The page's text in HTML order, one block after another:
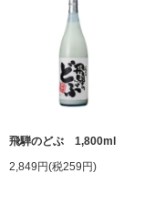
飛騨のどぶ 1,800ml
2,849円(税259円)